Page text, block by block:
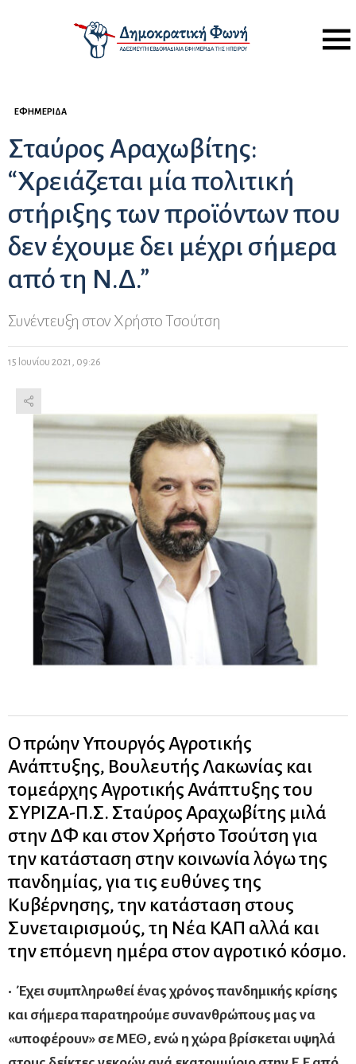
Menu
ΕΦΗΜΕΡΊΔΑ
Σταύρος Αραχωβίτης:
“Χρειάζεται μία πολιτική
στήριξης των προϊόντων που
δεν έχουμε δει μέχρι σήμερα
από τη Ν.Δ.”
Συνέντευξη στον Χρήστο Τσούτση
15 Ιουνίου 2021, 09:26
Ο πρώην Υπουργός Αγροτικής
Ανάπτυξης, Βουλευτής Λακωνίας και
τομεάρχης Αγροτικής Ανάπτυξης του
ΣΥΡΙΖΑ-Π.Σ. Σταύρος Αραχωβίτης μιλά
στην ΔΦ και στον Χρήστο Τσούτση για
την κατάσταση στην κοινωνία λόγω της
πανδημίας, για τις ευθύνες της
Κυβέρνησης, την κατάσταση στους
Συνεταιρισμούς, τη Νέα ΚΑΠ αλλά και
την επόμενη ημέρα στον αγροτικό κόσμο.
• Έχει συμπληρωθεί ένας χρόνος πανδημικής κρίσης
και σήμερα παρατηρούμε συνανθρώπους μας να
«υποφέρουν» σε ΜΕΘ, ενώ η χώρα βρίσκεται υψηλά